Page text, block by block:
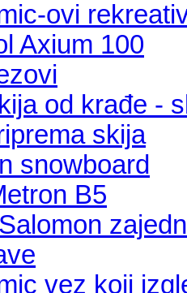
ovi
Axium 100
od krađe -
skija
snowboard
B5
vez koji